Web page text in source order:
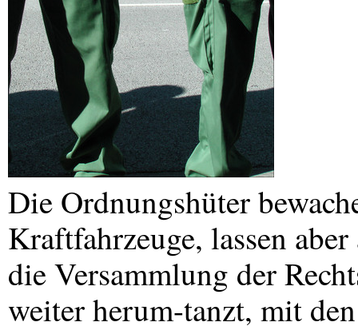
Die Ordnungshüter
Kraftfahrzeuge, lassen
die Versammlung der
weiter herum-tanzt, mit